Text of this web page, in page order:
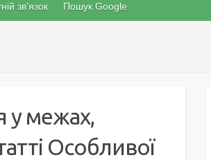
зв’язок Пошук Google
у межах,
Особливої